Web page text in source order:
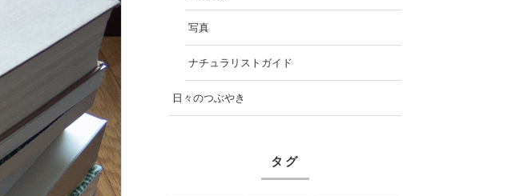
写真
ナチュラリストガイド
日々のつぶやき
タグ